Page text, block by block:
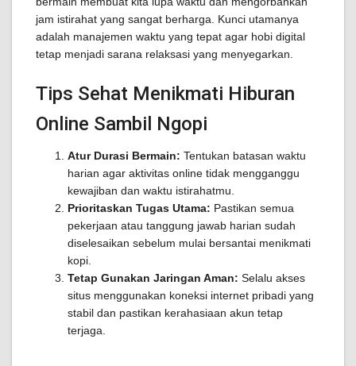
jam istirahat yang sangat berharga. Kunci utamanya
adalah manajemen waktu yang tepat agar hobi digital
tetap menjadi sarana relaksasi yang menyegarkan.
Tips Sehat Menikmati Hiburan
Online Sambil Ngopi
Atur Durasi Bermain: Tentukan batasan waktu
harian agar aktivitas online tidak mengganggu
kewajiban dan waktu istirahatmu.
Prioritaskan Tugas Utama: Pastikan semua
pekerjaan atau tanggung jawab harian sudah
diselesaikan sebelum mulai bersantai menikmati
kopi.
Tetap Gunakan Jaringan Aman: Selalu akses
situs menggunakan koneksi internet pribadi yang
stabil dan pastikan kerahasiaan akun tetap
terjaga.